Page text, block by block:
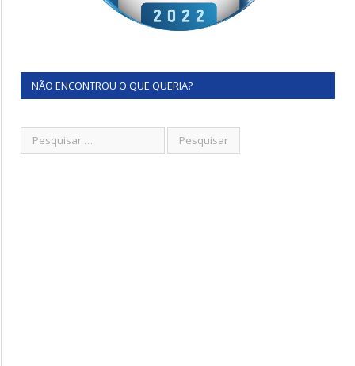
NÃO ENCONTROU O QUE QUERIA?